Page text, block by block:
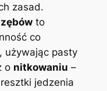
zasad.
to
co
używając pasty
o nitkowaniu –
jedzenia